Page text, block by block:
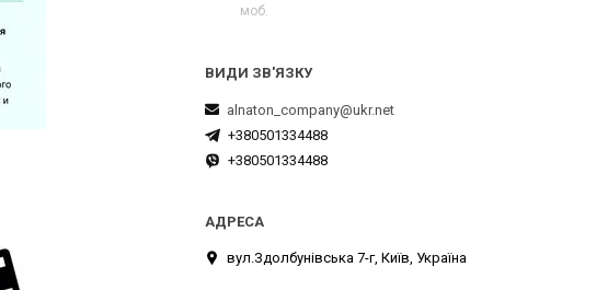
моб.
alnaton_company@ukr.net
+380501334488
+380501334488
вул.Здолбунівська 7-г, Київ, Україна